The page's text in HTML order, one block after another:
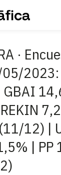
·
2023:
12) |
| PP